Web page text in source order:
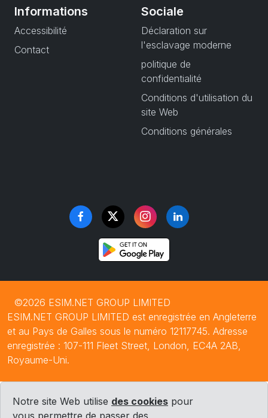
Informations
Accessibilité
Contact
Sociale
Déclaration sur
l'esclavage moderne
politique de
confidentialité
Conditions d'utilisation du
site Web
Conditions générales
©2026 ESIM.NET GROUP LIMITED
ESIM.NET GROUP LIMITED est enregistrée en Angleterre
et au Pays de Galles sous le numéro 12117745. Adresse
enregistrée : 107-111 Fleet Street, London, EC4A 2AB,
Royaume-Uni.
Notre site Web utilise des cookies pour
vous permettre de passer des